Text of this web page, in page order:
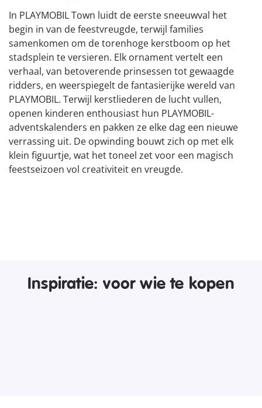
In PLAYMOBIL Town luidt de eerste sneeuwval het
begin in van de feestvreugde, terwijl families
samenkomen om de torenhoge kerstboom op het
stadsplein te versieren. Elk ornament vertelt een
verhaal, van betoverende prinsessen tot gewaagde
ridders, en weerspiegelt de fantasierijke wereld van
PLAYMOBIL. Terwijl kerstliederen de lucht vullen,
openen kinderen enthousiast hun PLAYMOBIL-
adventskalenders en pakken ze elke dag een nieuwe
verrassing uit. De opwinding bouwt zich op met elk
klein figuurtje, wat het toneel zet voor een magisch
feestseizoen vol creativiteit en vreugde.
Inspiratie: voor wie te kopen
Ontdek nu